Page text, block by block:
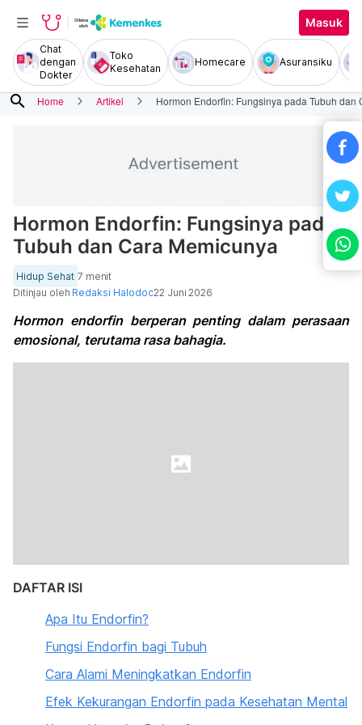
Masuk
Chat
dengan
Dokter
Toko
Kesehatan
Homecare Asuransiku
search Home Artikel Hormon Endorfin: Fungsinya pada Tubuh dan
Hormon Endorfin: Fungsinya pada
Tubuh dan Cara Memicunya
Hidup Sehat 7 menit
Ditinjau oleh Redaksi Halodoc22 Juni 2026
Hormon endorfin berperan penting dalam perasaan
emosional, terutama rasa bahagia.
DAFTAR ISI
Apa Itu Endorfin?
Fungsi Endorfin bagi Tubuh
Cara Alami Meningkatkan Endorfin
Efek Kekurangan Endorfin pada Kesehatan Mental